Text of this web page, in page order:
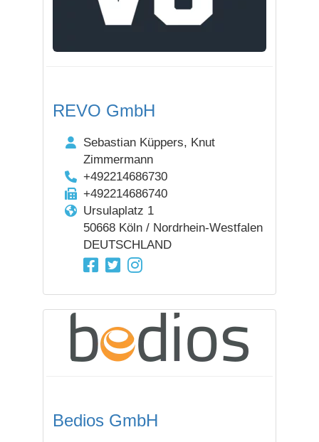
REVO GmbH
Sebastian Küppers, Knut
Zimmermann
+492214686730
+492214686740
Ursulaplatz 1
50668 Köln / Nordrhein-Westfalen
DEUTSCHLAND
Bedios GmbH